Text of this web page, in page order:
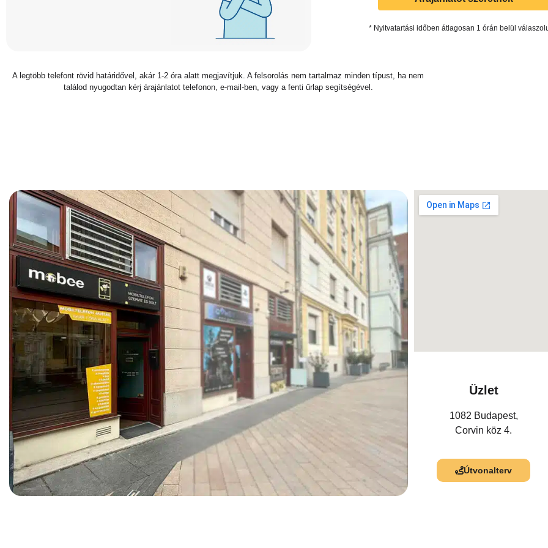
* Nyitvatartási időben átlagosan 1 órán belül
A legtöbb telefont rövid határidővel, akár 1-2 óra alatt megjavítjuk. A felsorolás nem tartalmaz minden típust, ha nem
találod nyugodtan kérj árajánlatot telefonon, e-mail-ben, vagy a fenti űrlap segítségével.
Üzlet
1082 Budapest,
Corvin köz 4.
Útvonalterv